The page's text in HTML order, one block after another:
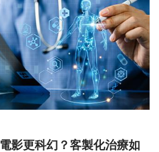
影更科幻？客製化治療如